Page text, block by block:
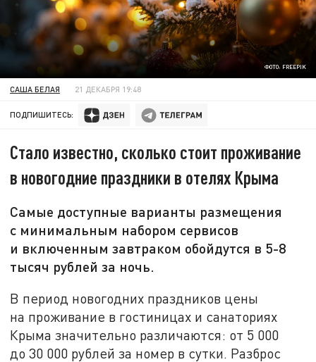
ФОТО: FREEPIK
САША БЕЛАЯ 21 ДЕКАБРЯ 19:48
ПОДПИШИТЕСЬ:
Стало известно, сколько стоит проживание
в новогодние праздники в отелях Крыма
Самые доступные варианты размещения
с минимальным набором сервисов
и включенным завтраком обойдутся в 5-8
тысяч рублей за ночь.
В период новогодних праздников цены
на проживание в гостиницах и санаториях
Крыма значительно различаются: от 5 000
до 30 000 рублей за номер в сутки. Разброс